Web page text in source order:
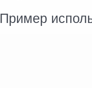
Пример